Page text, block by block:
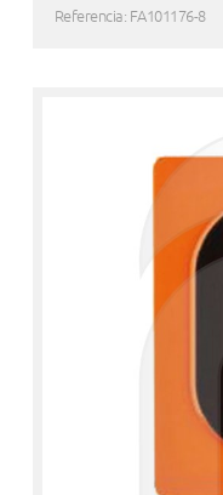
Referencia: FA101176-8